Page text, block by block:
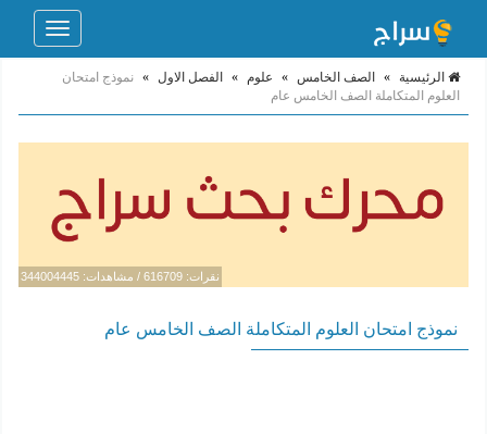
Toggle
الرئيسية » الصف الخامس » علوم » الفصل الاول » نموذج امتحان
العلوم المتكاملة الصف الخامس عام
نقرات: 616709 / مشاهدات: 344004445
نموذج امتحان العلوم المتكاملة الصف الخامس عام